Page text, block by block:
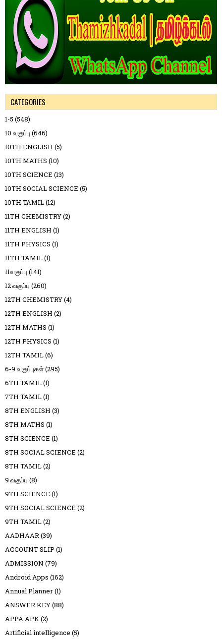
CATEGORIES
1-5 (548)
10 வகுப்பு (646)
10TH ENGLISH (5)
10TH MATHS (10)
10TH SCIENCE (13)
10TH SOCIAL SCIENCE (5)
10TH TAMIL(12)
11TH CHEMISTRY(2)
11TH ENGLISH (1)
11TH PHYSICS (1)
11TH TAMIL(1)
11வகுப்பு (141)
12 வகுப்பு (260)
12TH CHEMISTRY(4)
12TH ENGLISH (2)
12TH MATHS (1)
12TH PHYSICS (1)
12TH TAMIL(6)
6-9 வகுப்புகள்(295)
6TH TAMIL(1)
7TH TAMIL(1)
8TH ENGLISH (3)
8TH MATHS (1)
8TH SCIENCE (1)
8TH SOCIAL SCIENCE (2)
8TH TAMIL(2)
9 வகுப்பு (8)
9TH SCIENCE (1)
9TH SOCIAL SCIENCE (2)
9TH TAMIL(2)
AADHAAR(39)
ACCOUNT SLIP (1)
ADMISSION (79)
Android Apps (162)
Annual Planner(1)
ANSWER KEY(88)
APPA APK(2)
Artificial intelligence (5)